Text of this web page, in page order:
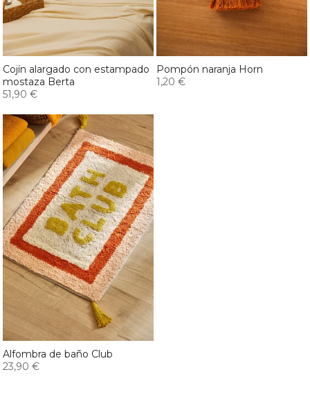
Cojín alargado con estampado
mostaza Berta
51,90 €
Pompón naranja Horn
1,20 €
Alfombra de baño Club
23,90 €